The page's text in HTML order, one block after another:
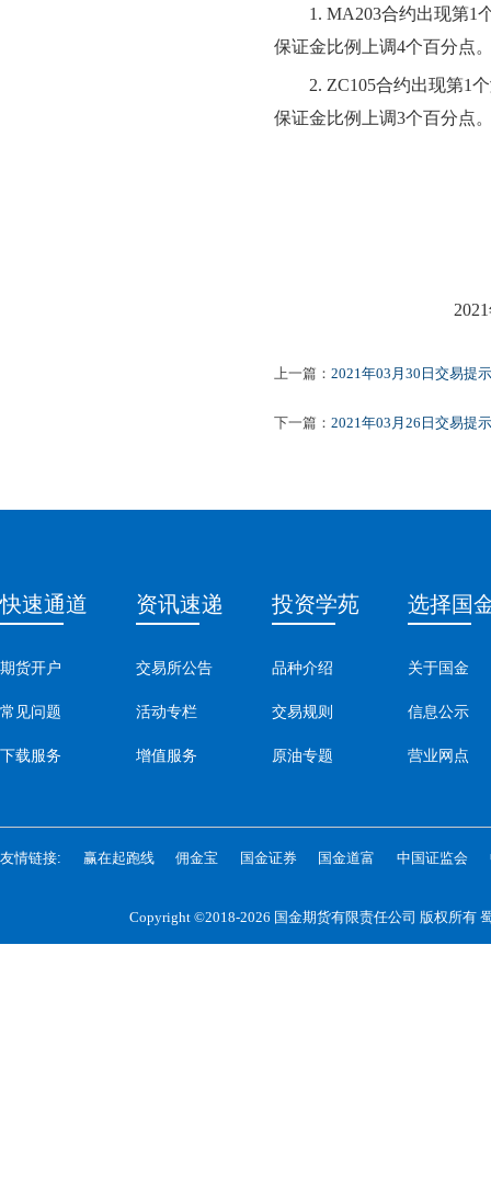
1. MA203合约出现第1
保证金比例
上调4个百分点
2. ZC105合约出现第1个
保证金比例
上调3个百分点
上一篇： 2021年03月30日交易提示
下一篇： 2021年03月26日交易提示
快速通道
期货开户
常见问题
下载服务
资讯速递
交易所公告
活动专栏
增值服务
投资学苑
品种介绍
交易规则
原油专题
选择国
关于国金
信息公示
营业网点
友情链接: 赢在起跑线 佣金宝 国金证券 国金道富 中国证监会
Copyright ©2018-2026 国金期货有限责任公司 版权所有